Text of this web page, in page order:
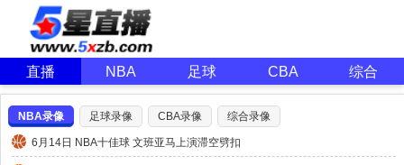
直播 NBA 足球 CBA 综合
NBA录像 足球录像 CBA录像 综合录像
6月14日 NBA十佳球 文班亚马上演滞空劈扣